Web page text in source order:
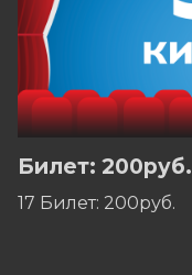
Билет: 200руб.
17 Билет: 200руб.